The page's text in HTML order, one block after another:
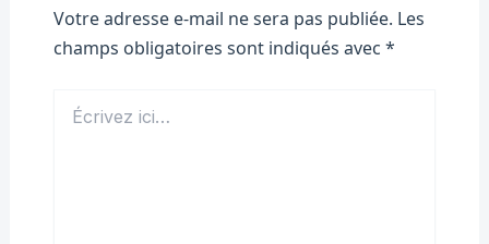
Votre adresse e-mail ne sera pas publiée. Les
champs obligatoires sont indiqués avec *
ici…